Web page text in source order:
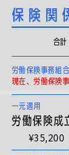
保険関
合計
労働保険事務組
現在、労働保険
​一元適用
労働保険成
¥35,200